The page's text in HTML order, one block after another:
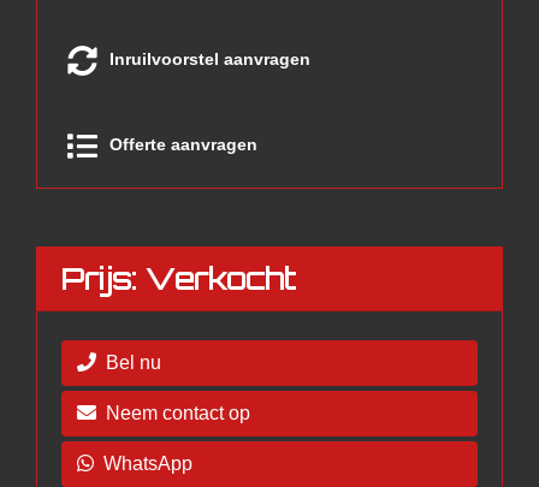
Inruilvoorstel aanvragen
Offerte aanvragen
Prijs: Verkocht
Bel nu
Neem contact op
WhatsApp